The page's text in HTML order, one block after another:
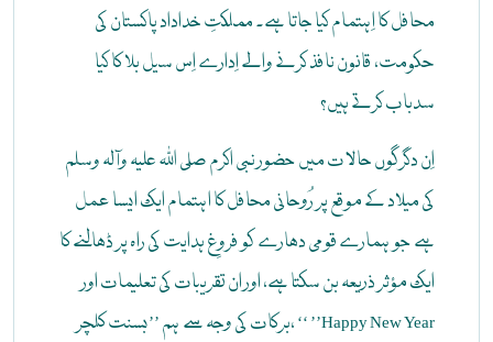
محافل کا اِہتمام کیا جاتا ہے۔ مملکتِ خداداد پاکستان کی
حکومت، قانون نافذ کرنے والے اِدارے اِس سیل بلا کا کیا
سدباب کرتے ہیں؟
اِن دگرگوں حالات میں حضور نبی اکرم صلی اللہ علیہ وآلہ وسلم
کی میلاد کے موقع پر رُوحانی محافل کا اہتمام ایک ایسا عمل
ہے جو ہمارے قومی دھارے کو فروغِ ہدایت کی راہ پر ڈھالنے کا
ایک مؤثر ذریعہ بن سکتا ہے، اور ان تقریبات کی تعلیمات اور
برکات کی وجہ سے ہم ’’بسنت کلچر، ‘‘ ’’Happy New Year